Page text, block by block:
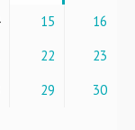
15
16
22
23
29
30